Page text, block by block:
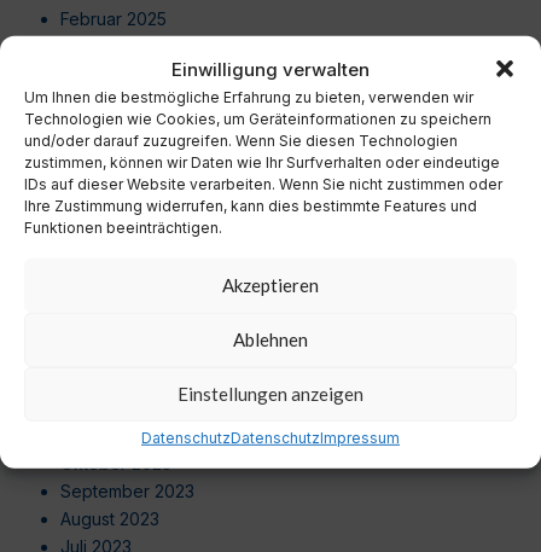
Einwilligung verwalten
Um Ihnen die bestmögliche Erfahrung zu bieten, verwenden wir
Technologien wie Cookies, um Geräteinformationen zu speichern
und/oder darauf zuzugreifen. Wenn Sie diesen Technologien
zustimmen, können wir Daten wie Ihr Surfverhalten oder eindeutige
IDs auf dieser Website verarbeiten. Wenn Sie nicht zustimmen oder
Ihre Zustimmung widerrufen, kann dies bestimmte Features und
Funktionen beeinträchtigen.
Akzeptieren
Ablehnen
Einstellungen anzeigen
DatenschutzDatenschutzImpressum
Februar 2025
Dezember 2024
November 2024
Oktober 2024
September 2024
August 2024
Juli 2024
Dezember 2023
November 2023
Oktober 2023
September 2023
August 2023
Juli 2023